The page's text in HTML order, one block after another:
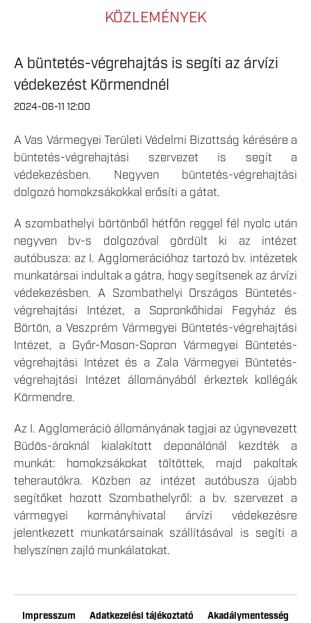
KÖZLEMÉNYEK
A büntetés-végrehajtás is segíti az árvízi
védekezést Körmendnél
2024-06-11 12:00
A Vas Vármegyei Területi Védelmi Bizottság kérésére a
büntetés-végrehajtási szervezet is segít a
védekezésben. Negyven büntetés-végrehajtási
dolgozó homokzsákokkal erősíti a gátat.
A szombathelyi börtönből hétfőn reggel fél nyolc után
negyven bv-s dolgozóval gördült ki az intézet
autóbusza: az I. Agglomerációhoz tartozó bv. intézetek
munkatársai indultak a gátra, hogy segítsenek az árvízi
védekezésben. A Szombathelyi Országos Büntetés-
végrehajtási Intézet, a Sopronkőhidai Fegyház és
Börtön, a Veszprém Vármegyei Büntetés-végrehajtási
Intézet, a Győr-Moson-Sopron Vármegyei Büntetés-
végrehajtási Intézet és a Zala Vármegyei Büntetés-
végrehajtási Intézet állományából érkeztek kollégák
Körmendre.
Az I. Agglomeráció állományának tagjai az úgynevezett
Büdös-ároknál kialakított deponálónál kezdték a
munkát: homokzsákokat töltöttek, majd pakoltak
teherautókra. Közben az intézet autóbusza újabb
segítőket hozott Szombathelyről: a bv. szervezet a
vármegyei kormányhivatal árvízi védekezésre
jelentkezett munkatársainak szállításával is segíti a
helyszínen zajló munkálatokat.
Impresszum Adatkezelési tájékoztató Akadálymentesség